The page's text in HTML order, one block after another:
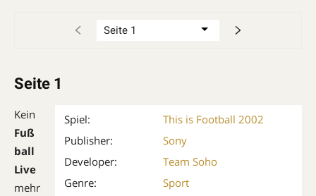
Seite 1
Spiel:
This is Football 2002
Publisher:
Sony
Developer:
Team Soho
Genre:
Sport
Kein
Fuß
ball
Live
mehr